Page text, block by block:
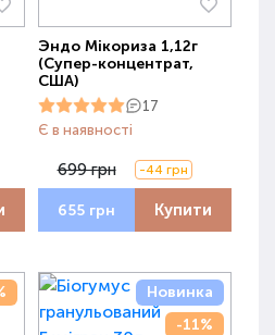
Эндо Мікориза 1,12г
(Супер-концентрат,
США)
17
Є в наявності
699 грн -44 грн
655 грн Купити
Новинка
-11%